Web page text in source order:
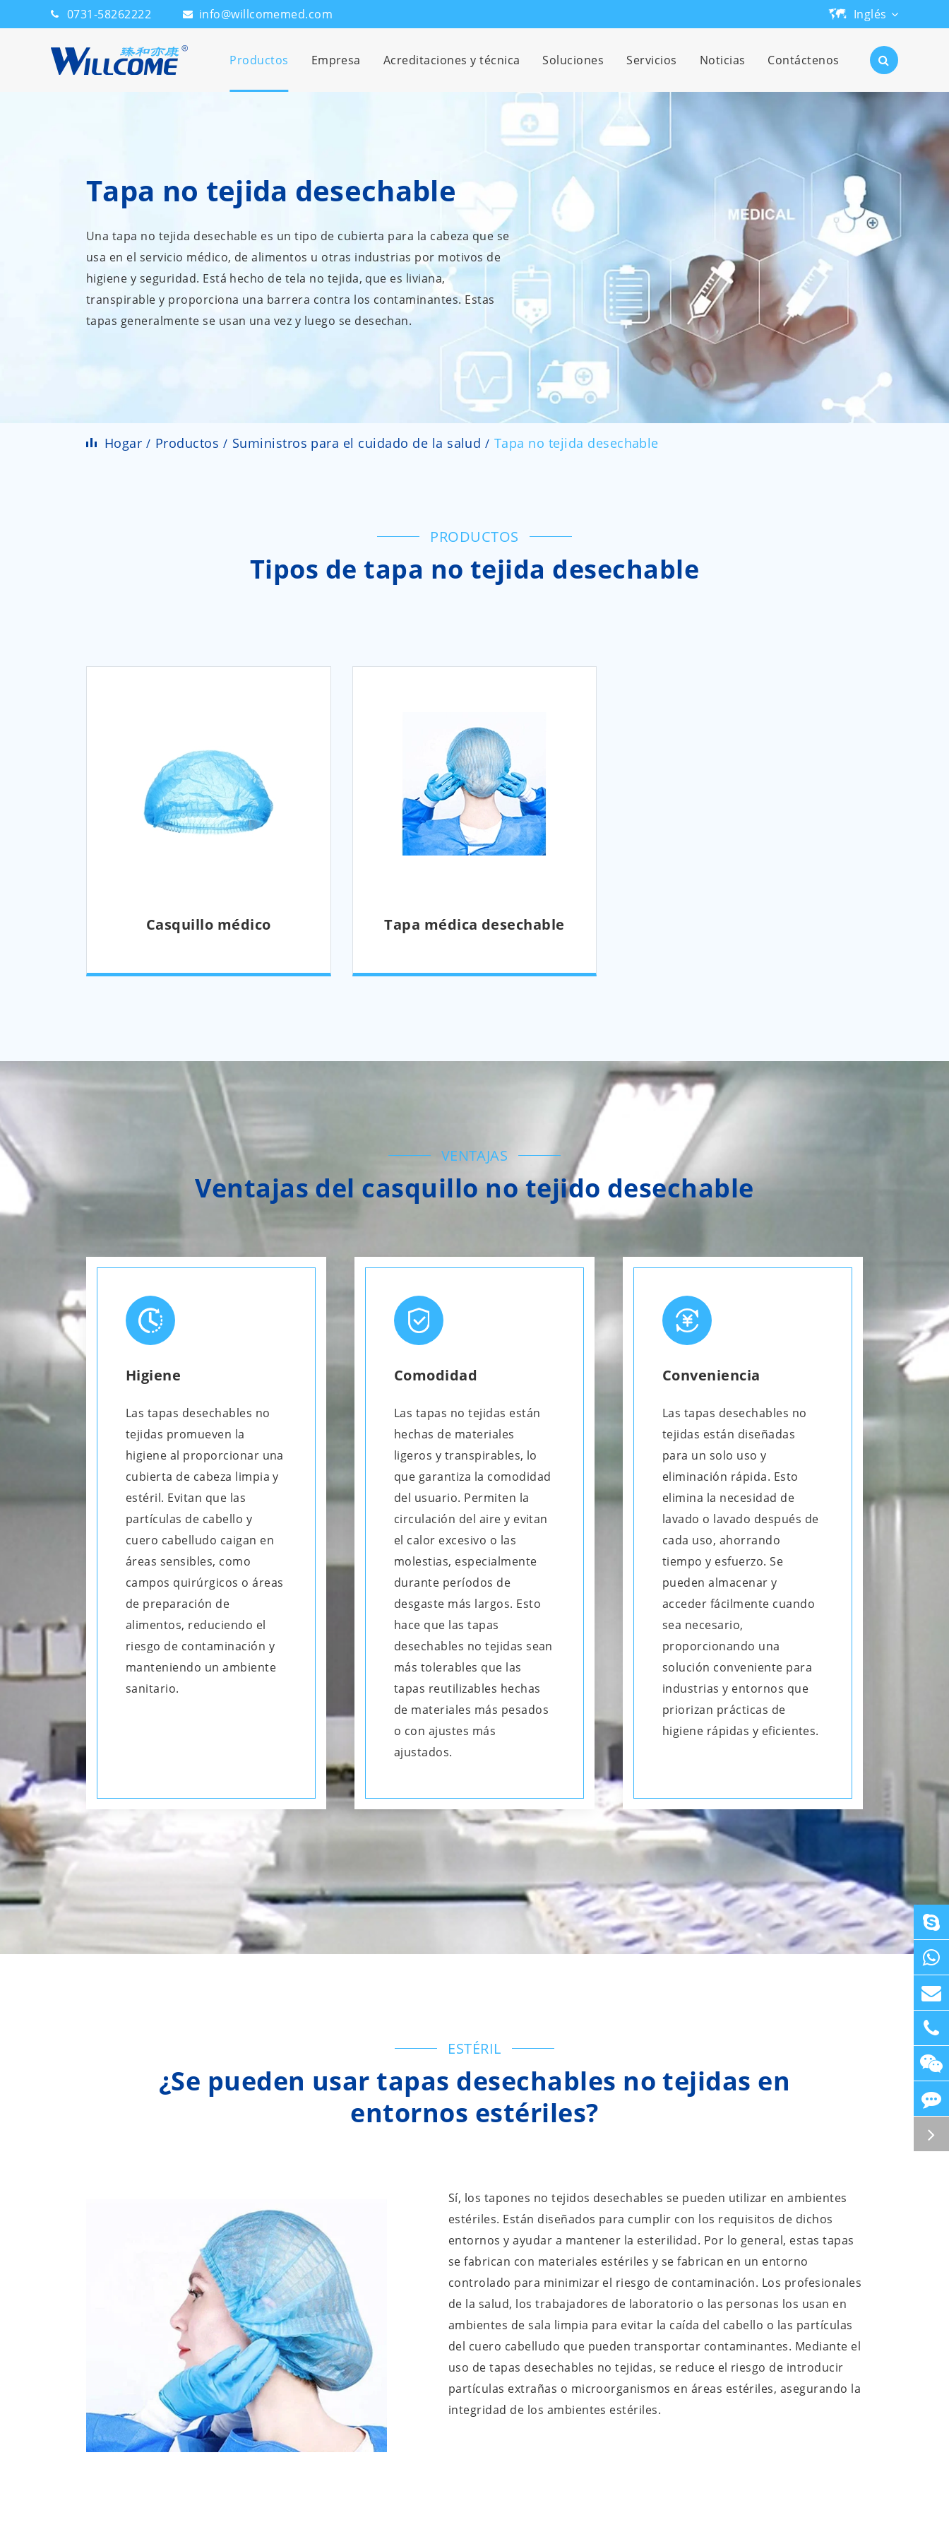
0731-58262222 info@willcomemed.com
Inglés
Español
português
ไทย
Malay
Productos Empresa Acreditaciones y técnica Soluciones Servicios Noticias Contáctenos
Tapa no tejida desechable
Una tapa no tejida desechable es un tipo de cubierta para la cabeza que se
usa en el servicio médico, de alimentos u otras industrias por motivos de
higiene y seguridad. Está hecho de tela no tejida, que es liviana,
transpirable y proporciona una barrera contra los contaminantes. Estas
tapas generalmente se usan una vez y luego se desechan.
Hogar Productos Suministros para el cuidado de la salud Tapa no tejida desechable
PRODUCTOS
Tipos de tapa no tejida desechable
Casquillo médico Tapa médica desechable
VENTAJAS
Ventajas del casquillo no tejido desechable
Higiene
Las tapas desechables no
tejidas promueven la
higiene al proporcionar una
cubierta de cabeza limpia y
estéril. Evitan que las
partículas de cabello y
cuero cabelludo caigan en
áreas sensibles, como
campos quirúrgicos o áreas
de preparación de
alimentos, reduciendo el
riesgo de contaminación y
manteniendo un ambiente
sanitario.
Comodidad
Las tapas no tejidas están
hechas de materiales
ligeros y transpirables, lo
que garantiza la comodidad
del usuario. Permiten la
circulación del aire y evitan
el calor excesivo o las
molestias, especialmente
durante períodos de
desgaste más largos. Esto
hace que las tapas
desechables no tejidas sean
más tolerables que las
tapas reutilizables hechas
de materiales más pesados
o con ajustes más
ajustados.
Conveniencia
Las tapas desechables no
tejidas están diseñadas
para un solo uso y
eliminación rápida. Esto
elimina la necesidad de
lavado o lavado después de
cada uso, ahorrando
tiempo y esfuerzo. Se
pueden almacenar y
acceder fácilmente cuando
sea necesario,
proporcionando una
solución conveniente para
industrias y entornos que
priorizan prácticas de
higiene rápidas y eficientes.
ESTÉRIL
¿Se pueden usar tapas desechables no tejidas en
entornos estériles?
Sí, los tapones no tejidos desechables se pueden utilizar en ambientes
estériles. Están diseñados para cumplir con los requisitos de dichos
entornos y ayudar a mantener la esterilidad. Por lo general, estas tapas
se fabrican con materiales estériles y se fabrican en un entorno
controlado para minimizar el riesgo de contaminación. Los profesionales
de la salud, los trabajadores de laboratorio o las personas los usan en
ambientes de sala limpia para evitar la caída del cabello o las partículas
del cuero cabelludo que pueden transportar contaminantes. Mediante el
uso de tapas desechables no tejidas, se reduce el riesgo de introducir
partículas extrañas o microorganismos en áreas estériles, asegurando la
integridad de los ambientes estériles.